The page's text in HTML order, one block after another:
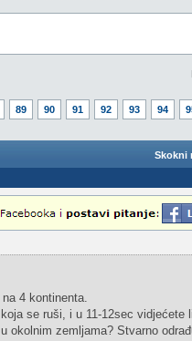
89 90 91 92 93 94
Skokni
4 kontinenta.
se ruši, i u 11-12sec vidjećete
okolnim zemljama? Stvarno